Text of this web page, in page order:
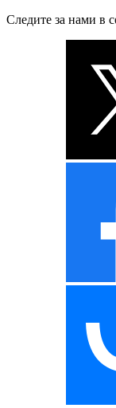
Следите за нами в